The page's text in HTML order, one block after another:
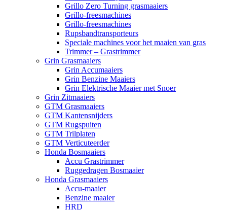
Grillo Zero Turning grasmaaiers
Grillo-freesmachines
Grillo-freesmachines
Rupsbandtransporteurs
Speciale machines voor het maaien van gras
Trimmer – Grastrimmer
Grin Grasmaaiers
Grin Accumaaiers
Grin Benzine Maaiers
Grin Elektrische Maaier met Snoer
Grin Zitmaaiers
GTM Grasmaaiers
GTM Kantensnijders
GTM Rugspuiten
GTM Trilplaten
GTM Verticuteerder
Honda Bosmaaiers
Accu Grastrimmer
Ruggedragen Bosmaaier
Honda Grasmaaiers
Accu-maaier
Benzine maaier
HRD